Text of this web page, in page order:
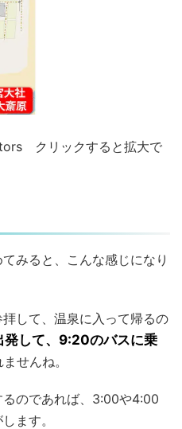
クリックすると拡大で
みると、こんな感じになり
して、温泉に入って帰るの
発して、9:20のバスに乗
せんね。
のであれば、3:00や4:00
ます。